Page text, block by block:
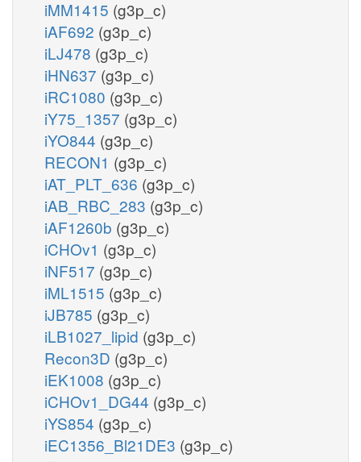
iMM1415 (g3p_c)
iAF692 (g3p_c)
iLJ478 (g3p_c)
iHN637 (g3p_c)
iRC1080 (g3p_c)
iY75_1357 (g3p_c)
iYO844 (g3p_c)
RECON1 (g3p_c)
iAT_PLT_636 (g3p_c)
iAB_RBC_283 (g3p_c)
iAF1260b (g3p_c)
iCHOv1 (g3p_c)
iNF517 (g3p_c)
iML1515 (g3p_c)
iJB785 (g3p_c)
iLB1027_lipid (g3p_c)
Recon3D (g3p_c)
iEK1008 (g3p_c)
iCHOv1_DG44 (g3p_c)
iYS854 (g3p_c)
iEC1356_Bl21DE3 (g3p_c)